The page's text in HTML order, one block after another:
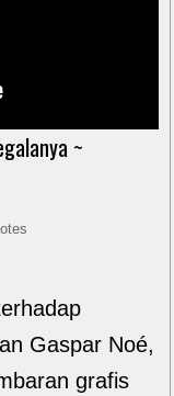
~
Gaspar Noé,
grafis